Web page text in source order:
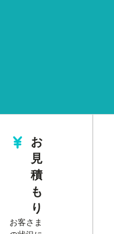
お
見
積
も
り
お客さま